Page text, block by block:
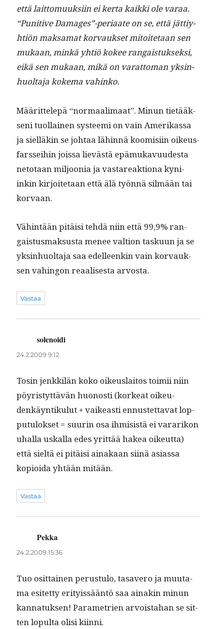
että lait­to­muuk­si­in ei ker­ta kaik­ki ole varaa.
“Puni­tive Damages”-periaate on se, että jät­tiy­
htiön mak­samat kor­vauk­set mitoite­taan sen
mukaan, minkä yhtiö kokee ran­gais­tuk­sek­si,
eikä sen mukaan, mikä on varat­toman yksin­
huolta­ja koke­ma vahinko.
Määrit­telepä “nor­maal­i­maat”. Min­un tietääk­
seni tuol­lainen sys­tee­mi on vain Amerikas­sa
ja siel­läkin se johtaa lähin­nä koomisi­in oikeus­
fars­sei­hin jois­sa lievästä epä­mukavu­ud­es­ta
neto­taan miljoo­nia ja vastareak­tiona kyni­
inkin kir­joite­taan että älä työn­nä silmään tai
korvaan.
Vähin­tään pitäisi tehdä niin että 99,9% ran­
gais­tus­mak­sus­ta menee val­tion tasku­un ja se
yksin­huolta­ja saa edelleenkin vain kor­vauk­
sen vahin­gon reaalis­es­ta arvosta.
Vastaa
solenoidi
24.2.2009 9:12
Tosin jenkkilän koko oikeuslaitos toimii niin
pöyristyt­tävän huonos­ti (korkeat oikeu­
denkäyn­tiku­lut + vaikeasti ennustet­ta­vat lop­
putu­lok­set = suurin osa ihmi­sistä ei vararikon
uhal­la uskalla edes yrit­tää hakea oikeut­ta)
että sieltä ei pitäisi ainakaan siinä asi­as­sa
kopi­oi­da yhtään mitään.
Vastaa
Pekka
24.2.2009 15:36
Tuo osit­tainen perus­tu­lo, tasavero ja muu­ta­
ma esitet­ty eri­tyis­sään­tö saa ainakin min­un
kan­natuk­sen! Para­me­trien arvois­ta­han se sit­
ten lop­ul­ta olisi kiinni.